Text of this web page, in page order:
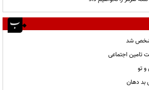
شد
تامین اجتماعی
تو